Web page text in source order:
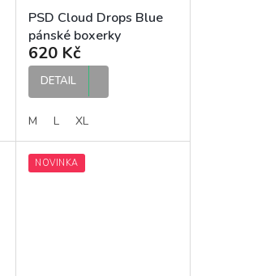
PSD Cloud Drops Blue
pánské boxerky
620 Kč
DETAIL
M L XL
NOVINKA